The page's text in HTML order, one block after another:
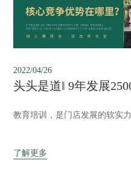
2022/04/26
教育培训，是门店发展的软实力
了解更多